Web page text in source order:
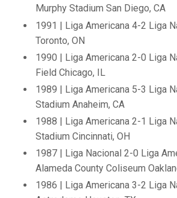
Murphy Stadium San Diego, CA
1991 | Liga Americana 4-2 Liga
Toronto, ON
1990 | Liga Americana 2-0 Liga
Field Chicago, IL
1989 | Liga Americana 5-3 Liga
Stadium Anaheim, CA
1988 | Liga Americana 2-1 Liga
Stadium Cincinnati, OH
1987 | Liga Nacional 2-0 Liga
Alameda County Coliseum
1986 | Liga Americana 3-2 Liga